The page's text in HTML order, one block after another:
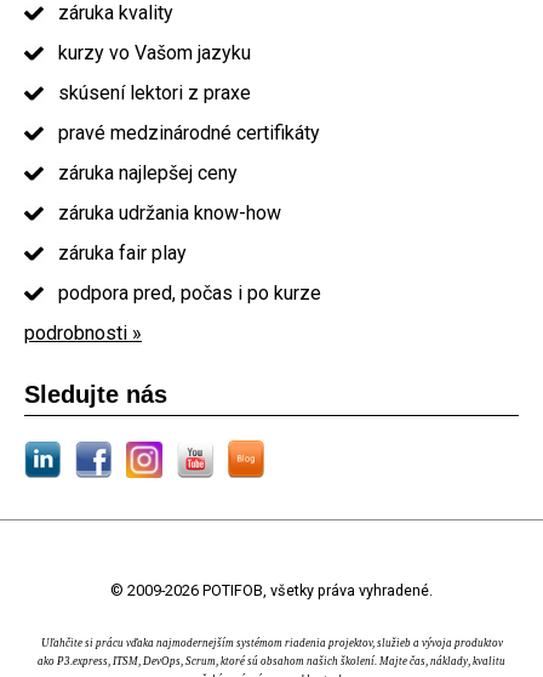
záruka kvality
kurzy vo Vašom jazyku
skúsení lektori z praxe
pravé medzinárodné certifikáty
záruka najlepšej ceny
záruka udržania know-how
záruka fair play
podpora pred, počas i po kurze
podrobnosti »
Sledujte nás
© 2009-2026 POTIFOB, všetky práva vyhradené.
Uľahčite si prácu vďaka najmodernejším systémom riadenia projektov, služieb a vývoja produktov
ako P3.express, ITSM, DevOps, Scrum, ktoré sú obsahom našich školení. Majte čas, náklady, kvalitu